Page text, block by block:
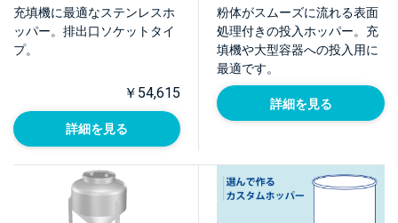
【THT-Rp】
充填機に最適なステンレスホ
ッパー。排出口ソケットタイ
プ。
￥54,615
詳細を見る
粉体がスムーズに流れる表面
処理付きの投入ホッパー。充
填機や大型容器への投入用に
最適です。
詳細を見る